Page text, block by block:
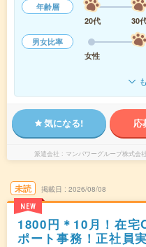
年齢層
20代
30
男女比率
女性
気になる! 応
派遣会社 マンパワーグループ株式
未読
NEW
掲載日 2026/08/08
1800円＊10月！在
ポート事務！正社員